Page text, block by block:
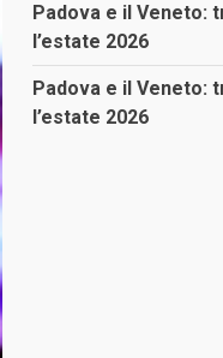
Padova e il Veneto:
l’estate 2026
Padova e il Veneto:
l’estate 2026